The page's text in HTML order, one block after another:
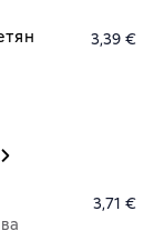
3,39 €
3,71 €